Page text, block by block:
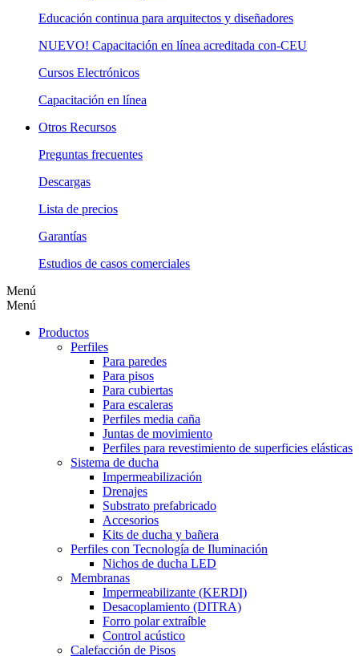
Educación continua para arquitectos y diseñadores
NUEVO! Capacitación en línea acreditada con-CEU
Cursos Electrónicos
Capacitación en línea
Otros Recursos
Preguntas frecuentes
Descargas
Lista de precios
Garantías
Estudios de casos comerciales
Menú
Menú
Productos
Perfiles
Para paredes
Para pisos
Para cubiertas
Para escaleras
Perfiles media caña
Juntas de movimiento
Perfiles para revestimiento de superficies elásticas
Sistema de ducha
Impermeabilización
Drenajes
Substrato prefabricado
Accesorios
Kits de ducha y bañera
Perfiles con Tecnología de Iluminación
Nichos de ducha LED
Membranas
Impermeabilizante (KERDI)
Desacoplamiento (DITRA)
Forro polar extraíble
Control acústico
Calefacción de Pisos